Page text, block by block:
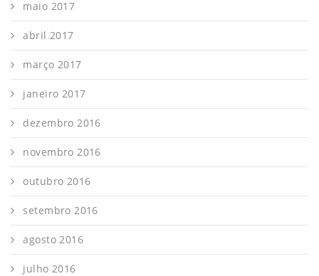
maio 2017
abril 2017
março 2017
janeiro 2017
dezembro 2016
novembro 2016
outubro 2016
setembro 2016
agosto 2016
julho 2016